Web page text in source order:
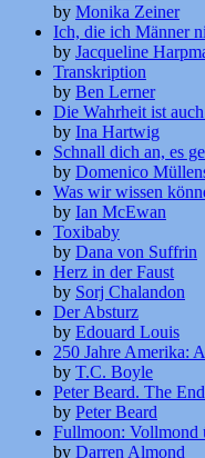
by Monika Zeiner
Ich, die ich Männer
by Jacqueline
Transkription
by Ben Lerner
Die Wahrheit ist
by Ina Hartwig
Schnall dich an, es
by Domenico
Was wir wissen
by Ian McEwan
Toxibaby
by Dana von Suffrin
Herz in der Faust
by Sorj Chalandon
Der Absturz
by Edouard Louis
250 Jahre Amerika:
by T.C. Boyle
Peter Beard. The
by Peter Beard
Fullmoon: Vollmond
by Darren Almond